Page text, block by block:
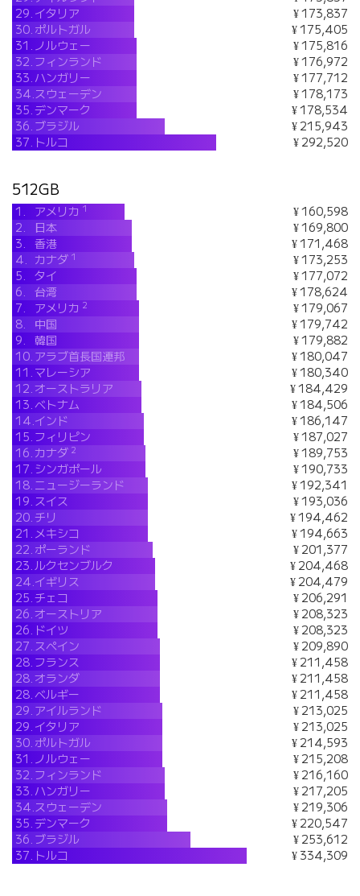
29. イタリア
¥ 173,837
30. ポルトガル
¥ 175,405
31. ノルウェー
¥ 175,816
32. フィンランド
¥ 176,972
33. ハンガリー
¥ 177,712
34.スウェーデン
¥ 178,173
35.デンマーク
¥ 178,534
36. ブラジル
¥ 215,943
37. トルコ ¥ 292,520
512GB
1. アメリカ 1
¥ 160,598
2.
日本
¥ 169,800
3.
香港
¥ 171,468
4.
カナダ 1
¥ 173,253
5.
タイ
¥ 177,072
6.
台湾
¥ 178,624
7.
アメリカ 2
¥ 179,067
8.
中国
¥ 179,742
9.
韓国
¥ 179,882
10. アラブ首長国連邦
¥ 180,047
11. マレーシア
¥ 180,340
12.オーストラリア
¥ 184,429
13.ベトナム
¥ 184,506
14.インド
¥ 186,147
15. フィリピン
¥ 187,027
16. カナダ 2
¥ 189,753
17. シンガポール
¥ 190,733
18. ニュージーランド
¥ 192,341
19. スイス
¥ 193,036
20.チリ
¥ 194,462
21. メキシコ
¥ 194,663
22. ポーランド
¥ 201,377
23.ルクセンブルク
¥ 204,468
24.イギリス
¥ 204,479
25.チェコ
¥ 206,291
26.オーストリア
¥ 208,323
26. ドイツ
¥ 208,323
27. スペイン
¥ 209,890
28. フランス
¥ 211,458
28.オランダ
¥ 211,458
28.ベルギー
¥ 211,458
29. アイルランド
¥ 213,025
29. イタリア
¥ 213,025
30. ポルトガル
¥ 214,593
31. ノルウェー
¥ 215,208
32. フィンランド
¥ 216,160
33. ハンガリー
¥ 217,205
34.スウェーデン
¥ 219,306
35.デンマーク
¥ 220,547
36. ブラジル
¥ 253,612
37. トルコ ¥ 334,309